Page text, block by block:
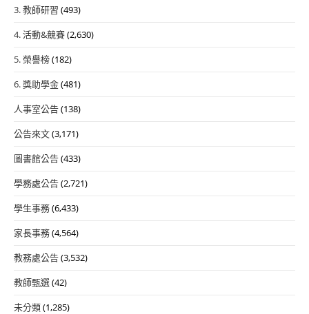
3. 教師研習 (493)
4. 活動&競賽(2,630)
5. 榮譽榜(182)
6. 獎助學金(481)
人事室公告(138)
公告來文(3,171)
圖書館公告(433)
學務處公告(2,721)
學生事務(6,433)
家長事務(4,564)
教務處公告(3,532)
教師甄選(42)
未分類(1,285)